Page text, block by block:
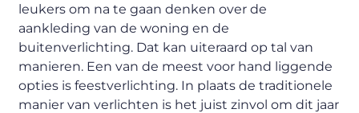
leukers om na te gaan denken over de
aankleding van de woning en de
buitenverlichting. Dat kan uiteraard op tal van
manieren. Een van de meest voor hand liggende
opties is feestverlichting. In plaats de traditionele
manier van verlichten is het juist zinvol om dit jaar